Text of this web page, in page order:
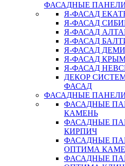
ФАСАДНЫЕ ПАНЕЛИ
Я-ФАСАД
Я-ФАСАД
Я-ФАСАД
Я-ФАСАД
Я-ФАСАД
Я-ФАСАД
Я-ФАСАД
ДЕКОР
ФАСАД
ФАСАДНЫЕ
ФАСАДНЫЕ
КАМЕНЬ
ФАСАДНЫЕ
КИРПИЧ
ФАСАДНЫЕ
ОПТИМА
ФАСАДНЫЕ